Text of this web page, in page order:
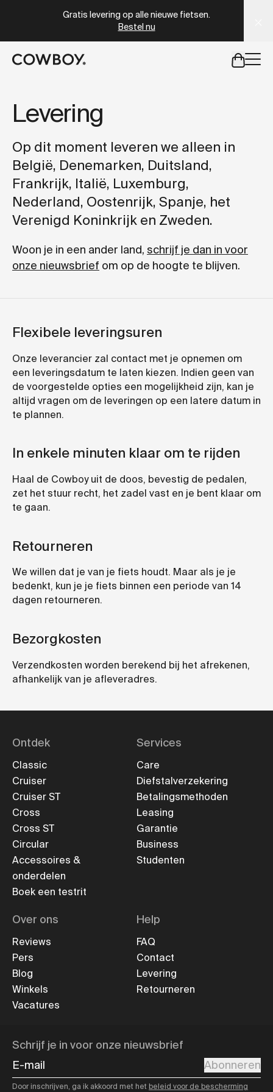
Gratis levering op alle nieuwe fietsen.
Bestel nu
Levering
Op dit moment leveren we alleen in
België, Denemarken, Duitsland,
Frankrijk, Italië, Luxemburg,
Nederland, Oostenrijk, Spanje, het
Verenigd Koninkrijk en Zweden.
Woon je in een ander land, schrijf je dan in voor
onze nieuwsbrief om op de hoogte te blijven.
Flexibele leveringsuren
Onze leverancier zal contact met je opnemen om
een leveringsdatum te laten kiezen. Indien geen van
de voorgestelde opties een mogelijkheid zijn, kan je
altijd vragen om de leveringen op een latere datum in
te plannen.
In enkele minuten klaar om te rijden
Haal de Cowboy uit de doos, bevestig de pedalen,
zet het stuur recht, het zadel vast en je bent klaar om
te gaan.
Retourneren
We willen dat je van je fiets houdt. Maar als je je
bedenkt, kun je je fiets binnen een periode van 14
dagen retourneren.
Bezorgkosten
Verzendkosten worden berekend bij het afrekenen,
afhankelijk van je afleveradres.
Ontdek
Classic
Cruiser
Cruiser ST
Cross
Cross ST
Circular
Accessoires &
onderdelen
Boek een testrit
Services
Care
Diefstalverzekering
Betalingsmethoden
Leasing
Garantie
Business
Studenten
Over ons
Reviews
Pers
Blog
Winkels
Vacatures
Help
FAQ
Contact
Levering
Retourneren
Schrijf je in voor onze nieuwsbrief
E-mail
Abonneren
Door inschrijven, ga ik akkoord met het beleid voor de bescherming